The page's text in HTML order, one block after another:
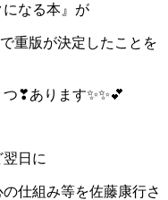
なる本』が
重版が決定したことを
❣あります✨✨💕
日に
仕組み等を佐藤康行さ